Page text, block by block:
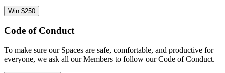
Win $250
Code of Conduct
To make sure our Spaces are safe, comfortable, and productive for
everyone, we ask all our Members to follow our Code of Conduct.